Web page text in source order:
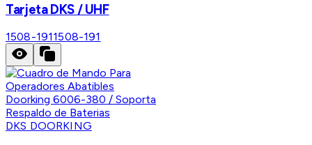
Tarjeta DKS / UHF
1508-1911508-191
DKS DOORKING